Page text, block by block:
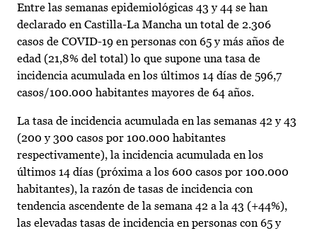
Entre las semanas epidemiológicas 43 y 44 se han
declarado en Castilla-La Mancha un total de 2.306
casos de COVID-19 en personas con 65 y más años de
edad (21,8% del total) lo que supone una tasa de
incidencia acumulada en los últimos 14 días de 596,7
casos/100.000 habitantes mayores de 64 años.
La tasa de incidencia acumulada en las semanas 42 y 43
(200 y 300 casos por 100.000 habitantes
respectivamente), la incidencia acumulada en los
últimos 14 días (próxima a los 600 casos por 100.000
habitantes), la razón de tasas de incidencia con
tendencia ascendente de la semana 42 a la 43 (+44%),
las elevadas tasas de incidencia en personas con 65 y